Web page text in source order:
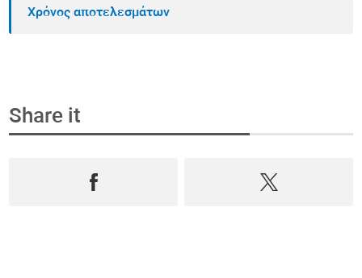
Χρόνος αποτελεσμάτων
Share it